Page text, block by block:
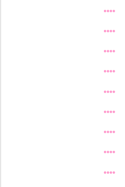
••••
••••
••••
••••
••••
••••
••••
••••
••••